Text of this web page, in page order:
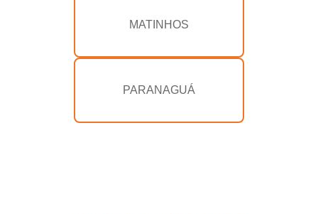
MATINHOS
PARANAGUÁ